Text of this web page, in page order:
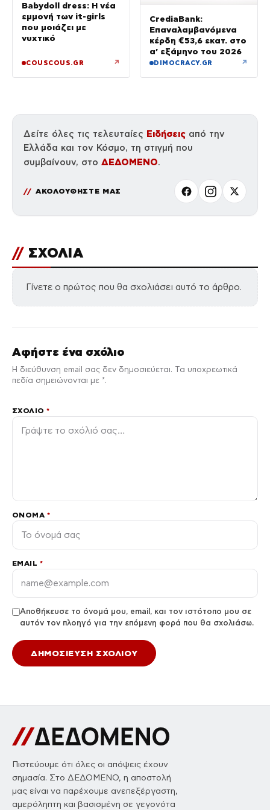
Babydoll dress: Η νέα
εμμονή των it-girls
που μοιάζει με
νυχτικό
COUSCOUS.GR ↗
CrediaBank:
Επαναλαμβανόμενα
κέρδη €53,6 εκατ. στο
α’ εξάμηνο του 2026
DIMOCRACY.GR ↗
Δείτε όλες τις τελευταίες Ειδήσεις από την
Ελλάδα και τον Κόσμο, τη στιγμή που
συμβαίνουν, στο ΔΕΔΟΜΕΝΟ.
ΑΚΟΛΟΥΘΗΣΤΕ ΜΑΣ
// ΣΧΟΛΙΑ
Γίνετε ο πρώτος που θα σχολιάσει αυτό το άρθρο.
Αφήστε ένα σχόλιο
Η διεύθυνση email σας δεν δημοσιεύεται. Τα υποχρεωτικά
πεδία σημειώνονται με *.
ΣΧΌΛΙΟ*
ΌΝΟΜΑ *
EMAIL *
Αποθήκευσε το όνομά μου, email, και τον ιστότοπο μου σε
αυτόν τον πλοηγό για την επόμενη φορά που θα σχολιάσω.
Πιστεύουμε ότι όλες οι απόψεις έχουν
σημασία. Στο ΔΕΔΟΜΕΝΟ, η αποστολή
μας είναι να παρέχουμε ανεπεξέργαστη,
αμερόληπτη και βασισμένη σε γεγονότα